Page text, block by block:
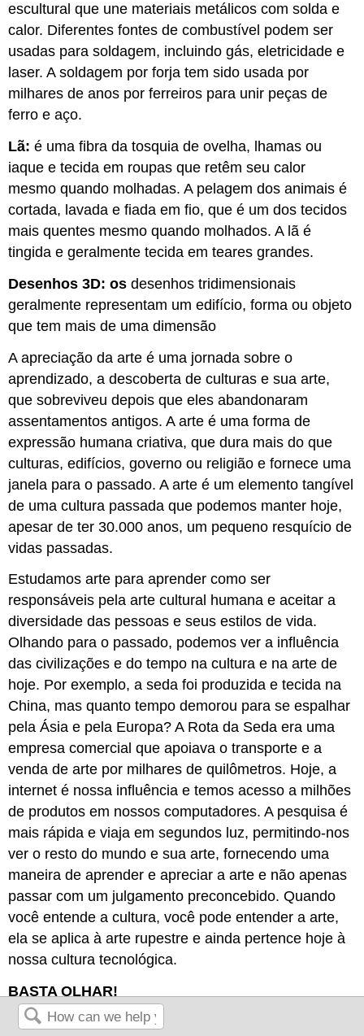
escultural que une materiais metálicos com solda e
calor. Diferentes fontes de combustível podem ser
usadas para soldagem, incluindo gás, eletricidade e
laser. A soldagem por forja tem sido usada por
milhares de anos por ferreiros para unir peças de
ferro e aço.
Lã: é uma fibra da tosquia de ovelha, lhamas ou
iaque e tecida em roupas que retêm seu calor
mesmo quando molhadas. A pelagem dos animais é
cortada, lavada e fiada em fio, que é um dos tecidos
mais quentes mesmo quando molhados. A lã é
tingida e geralmente tecida em teares grandes.
Desenhos 3D: os desenhos tridimensionais
geralmente representam um edifício, forma ou objeto
que tem mais de uma dimensão
A apreciação da arte é uma jornada sobre o
aprendizado, a descoberta de culturas e sua arte,
que sobreviveu depois que eles abandonaram
assentamentos antigos. A arte é uma forma de
expressão humana criativa, que dura mais do que
culturas, edifícios, governo ou religião e fornece uma
janela para o passado. A arte é um elemento tangível
de uma cultura passada que podemos manter hoje,
apesar de ter 30.000 anos, um pequeno resquício de
vidas passadas.
Estudamos arte para aprender como ser
responsáveis pela arte cultural humana e aceitar a
diversidade das pessoas e seus estilos de vida.
Olhando para o passado, podemos ver a influência
das civilizações e do tempo na cultura e na arte de
hoje. Por exemplo, a seda foi produzida e tecida na
China, mas quanto tempo demorou para se espalhar
pela Ásia e pela Europa? A Rota da Seda era uma
empresa comercial que apoiava o transporte e a
venda de arte por milhares de quilômetros. Hoje, a
internet é nossa influência e temos acesso a milhões
de produtos em nossos computadores. A pesquisa é
mais rápida e viaja em segundos luz, permitindo-nos
ver o resto do mundo e sua arte, fornecendo uma
maneira de aprender e apreciar a arte e não apenas
passar com um julgamento preconcebido. Quando
você entende a cultura, você pode entender a arte,
ela se aplica à arte rupestre e ainda pertence hoje à
nossa cultura tecnológica.
BASTA OLHAR!